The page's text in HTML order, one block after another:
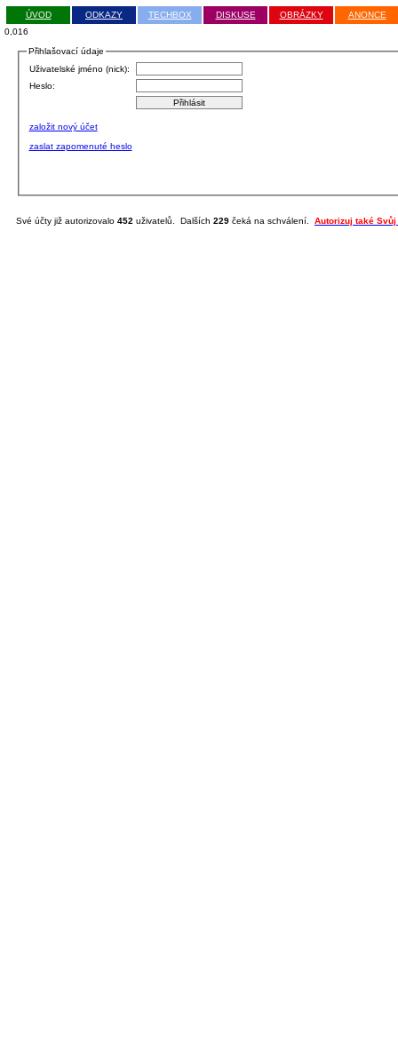
ÚVOD ODKAZY TECHBOX DISKUSE OBRÁZKY ANONCE
Přihlašovací údaje
Uživatelské jméno (nick):
Heslo:
založit nový účet
zaslat zapomenuté heslo
Své účty již autorizovalo 452 uživatelů. Dalších 229 čeká na schválení. Autorizuj také Svůj
0,016